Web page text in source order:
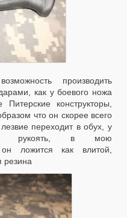
производить
как у боевого ножа
конструкторы,
что он скорее всего
переходит в обух, у
рукоять, в мою
он ложится как влитой,
резина